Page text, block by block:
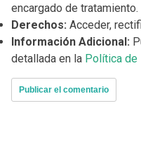
encargado de tratamiento.
Derechos: Acceder,
Información Adicional:
detallada en la Política de